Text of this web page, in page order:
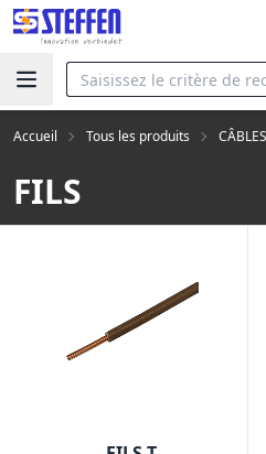
Accueil Tous les produits
FILS